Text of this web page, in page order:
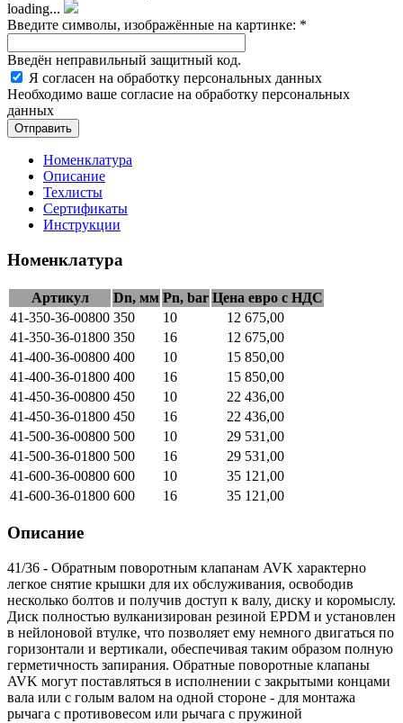
loading...
Введите символы, изображённые на картинке: *
Введён неправильный защитный код.
Я согласен на обработку персональных данных
Необходимо ваше согласие на обработку персональных
данных
Номенклатура
Описание
Техлисты
Сертификаты
Инструкции
Номенклатура
Артикул Dn, мм Pn, bar Цена евро с НДС
41-350-36-00800 350 10
12 675,00
41-350-36-01800 350 16
12 675,00
41-400-36-00800 400 10
15 850,00
41-400-36-01800 400 16
15 850,00
41-450-36-00800 450 10
22 436,00
41-450-36-01800 450 16
22 436,00
41-500-36-00800 500 10
29 531,00
41-500-36-01800 500 16
29 531,00
41-600-36-00800 600 10
35 121,00
41-600-36-01800 600 16 35 121,00
Описание
41/36 - Обратным поворотным клапанам AVK характерно
легкое снятие крышки для их обслуживания, освободив
несколько болтов и получив доступ к валу, диску и коромыслу.
Диск полностью вулканизирован резиной EPDM и установлен
в нейлоновой втулке, что позволяет ему немного двигаться по
горизонтали и вертикали, обеспечивая таким образом полную
герметичность запирания. Обратные поворотные клапаны
AVK могут поставляться в исполнении с закрытыми концами
вала или с голым валом на одной стороне - для монтажа
рычага с противовесом или рычага с пружиной